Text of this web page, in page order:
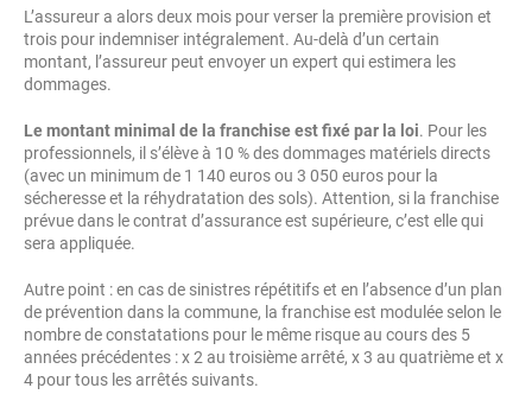
L’assureur a alors deux mois pour verser la première provision et
trois pour indemniser intégralement. Au-delà d’un certain
montant, l’assureur peut envoyer un expert qui estimera les
dommages.
Le montant minimal de la franchise est fixé par la loi. Pour les
professionnels, il s’élève à 10 % des dommages matériels directs
(avec un minimum de 1 140 euros ou 3 050 euros pour la
sécheresse et la réhydratation des sols). Attention, si la franchise
prévue dans le contrat d’assurance est supérieure, c’est elle qui
sera appliquée.
Autre point : en cas de sinistres répétitifs et en l’absence d’un plan
de prévention dans la commune, la franchise est modulée selon le
nombre de constatations pour le même risque au cours des 5
années précédentes : x 2 au troisième arrêté, x 3 au quatrième et x
4 pour tous les arrêtés suivants.